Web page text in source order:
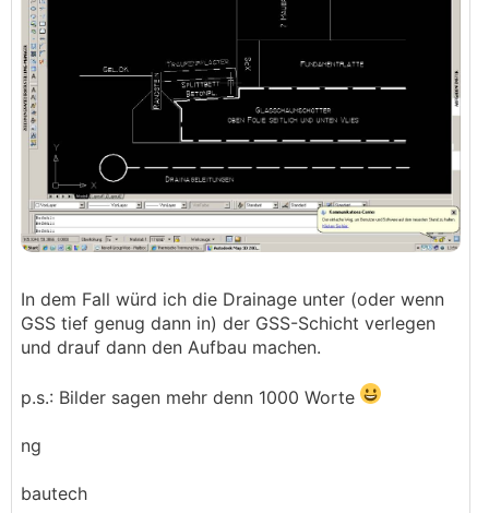
In dem Fall würd ich die Drainage unter (oder wenn
GSS tief genug dann in) der GSS-Schicht verlegen
und drauf dann den Aufbau machen.
p.s.: Bilder sagen mehr denn 1000 Worte
ng
bautech